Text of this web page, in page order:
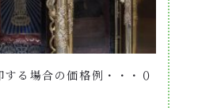
る場合の価格例・・・０